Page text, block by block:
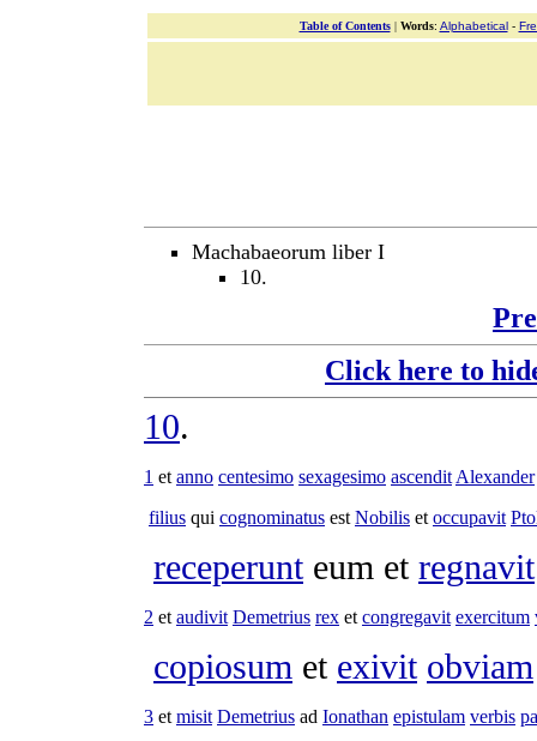
Table of Contents| Words: Alphabetical-
Machabaeorum liber I
10.
Click here to
10.
1 et anno centesimo sexagesimo ascendit Alexander
filius qui cognominatus est Nobilis et occupavit
receperunteum et regnavit
2 et audivit Demetrius rex et congregavit exercitum
copiosum et exivit obviam
3 et misit Demetrius ad Ionathan epistulam verbis